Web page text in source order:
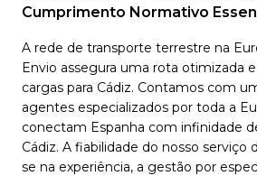
Cumprimento Normativo
A rede de transporte terrestre na
Envio assegura uma rota otimizada
cargas para Cádiz. Contamos com
agentes especializados por toda a
conectam Espanha com infinidade
Cádiz. A fiabilidade do nosso serviço
se na experiência, a gestão por